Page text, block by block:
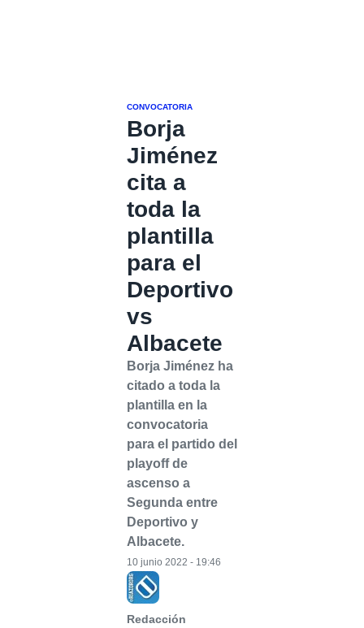
CONVOCATORIA
Borja
Jiménez
cita a
toda la
plantilla
para el
Deportivo
vs
Albacete
Borja Jiménez ha
citado a toda la
plantilla en la
convocatoria
para el partido del
playoff de
ascenso a
Segunda entre
Deportivo y
Albacete.
Redacción
10 junio 2022 - 19:46